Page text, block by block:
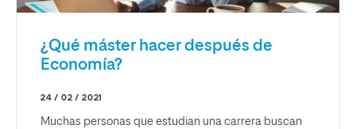
¿Qué máster hacer después de
Economía?
24 / 02 / 2021
Muchas personas que estudian una carrera buscan